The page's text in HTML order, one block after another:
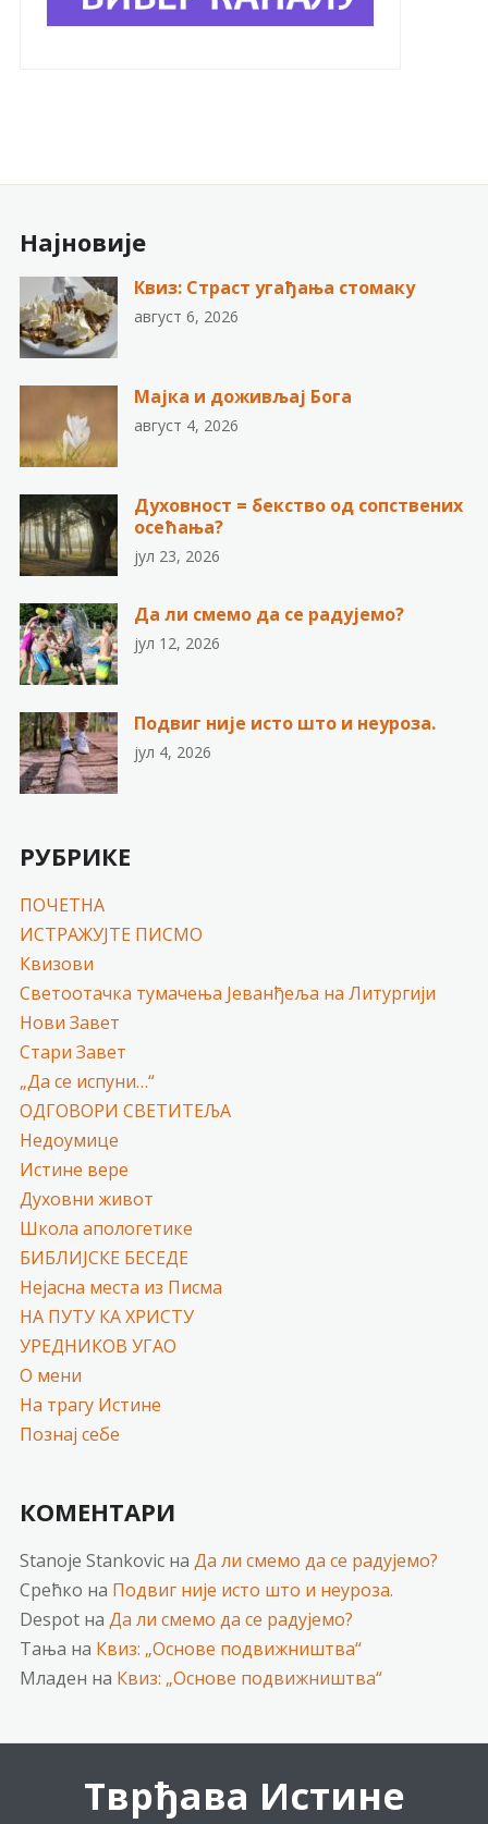
Најновије
Квиз: Страст угађања стомаку
август 6, 2026
Мајка и доживљај Бога
август 4, 2026
Духовност = бекство од сопствених
осећања?
јул 23, 2026
Да ли смемо да се радујемо?
јул 12, 2026
Подвиг није исто што и неуроза.
јул 4, 2026
РУБРИКЕ
ПОЧЕТНА
ИСТРАЖУЈТЕ ПИСМО
Квизови
Светоотачка тумачења Јеванђеља на Литургији
Нови Завет
Стари Завет
„Да се испуни…“
ОДГОВОРИ СВЕТИТЕЉА
Недоумице
Истине вере
Духовни живот
Школа апологетике
БИБЛИЈСКЕ БЕСЕДЕ
Нејасна места из Писма
НА ПУТУ КА ХРИСТУ
УРЕДНИКОВ УГАО
О мени
На трагу Истине
Познај себе
КОМЕНТАРИ
Stanoje Stankovicна Да ли смемо да се радујемо?
Срећко на Подвиг није исто што и неуроза.
Despotна Да ли смемо да се радујемо?
Тања на Квиз: „Основе подвижништва“
Младен на Квиз: „Основе подвижништва“
Тврђава Истине